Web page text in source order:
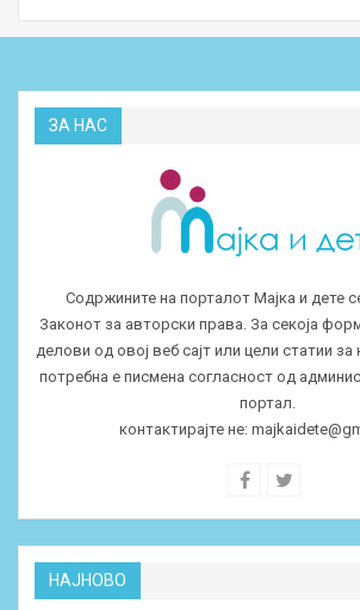
ЗА НАС
Содржините на порталот Мајка и дете
Законот за авторски права. За секоја
делови од овој веб сајт или цели статии за
потребна е писмена согласност од
портал.
контактирајте не:
НАЈНОВО